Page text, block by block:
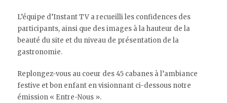
L’équipe d’Instant TV a recueilli les confidences des
participants, ainsi que des images à la hauteur de la
beauté du site et du niveau de présentation de la
gastronomie.
Replongez-vous au coeur des 45 cabanes à l’ambiance
festive et bon enfant en visionnant ci-dessous notre
émission « Entre-Nous ».